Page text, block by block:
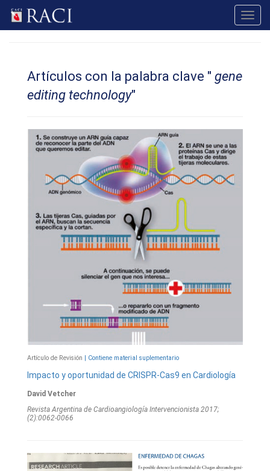
Artículos con la palabra clave " gene
editing technology"
Artículo de Revisión | Contiene material suplementario
Impacto y oportunidad de CRISPR-Cas9 en Cardiología
David Vetcher
Revista Argentina de Cardioangiologí­a Intervencionista 2017;
(2):0062-0066